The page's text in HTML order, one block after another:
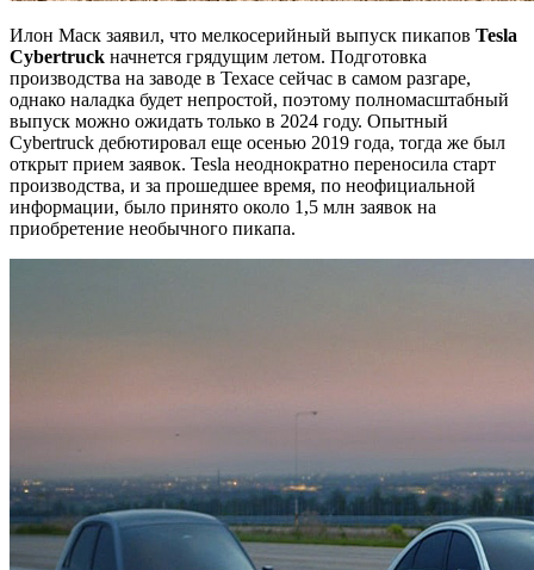
Илон Маск заявил, что мелкосерийный выпуск пикапов Tesla
Cybertruck начнется грядущим летом. Подготовка
производства на заводе в Техасе сейчас в самом разгаре,
однако наладка будет непростой, поэтому полномасштабный
выпуск можно ожидать только в 2024 году. Опытный
Cybertruck дебютировал еще осенью 2019 года, тогда же был
открыт прием заявок. Tesla неоднократно переносила старт
производства, и за прошедшее время, по неофициальной
информации, было принято около 1,5 млн заявок на
приобретение необычного пикапа.